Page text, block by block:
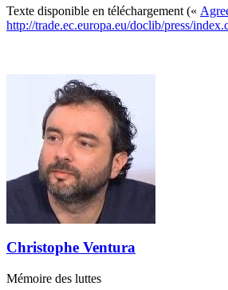
Texte disponible en téléchargement («
http://trade.ec.europa.eu/doclib/press/
Christophe Ventura
Mémoire des luttes